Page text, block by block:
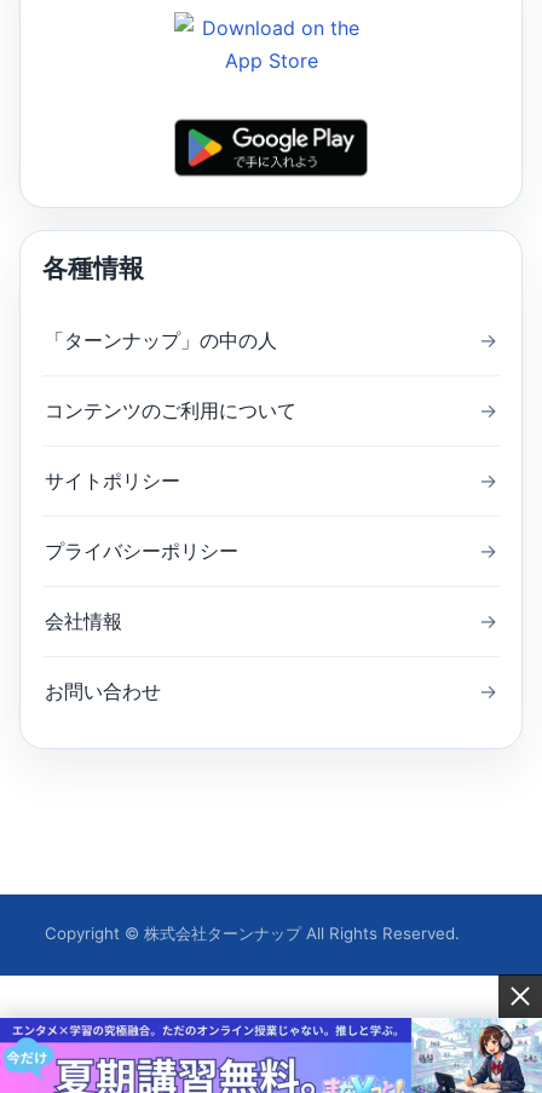
各種情報
「ターンナップ」の中の人 →
コンテンツのご利用について →
サイトポリシー →
プライバシーポリシー →
会社情報 →
お問い合わせ →
Copyright © 株式会社ターンナップ All Rights Reserved.